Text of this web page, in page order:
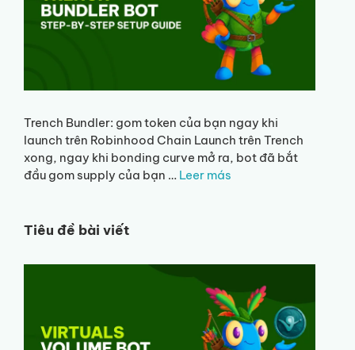
Trench Bundler: gom token của bạn ngay khi
launch trên Robinhood Chain Launch trên Trench
xong, ngay khi bonding curve mở ra, bot đã bắt
đầu gom supply của bạn … Leer más
Tiêu đề bài viết